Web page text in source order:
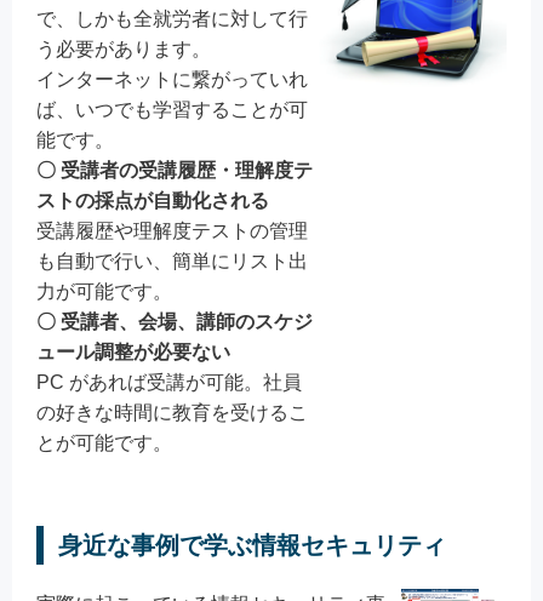
で、しかも全就労者に対して行
う必要があります。
インターネットに繋がっていれ
ば、いつでも学習することが可
能です。
〇 受講者の受講履歴・理解度テ
ストの採点が自動化される
受講履歴や理解度テストの管理
も自動で行い、簡単にリスト出
力が可能です。
〇 受講者、会場、講師のスケジ
ュール調整が必要ない
PC があれば受講が可能。社員
の好きな時間に教育を受けるこ
とが可能です。
身近な事例で学ぶ情報セキュリティ